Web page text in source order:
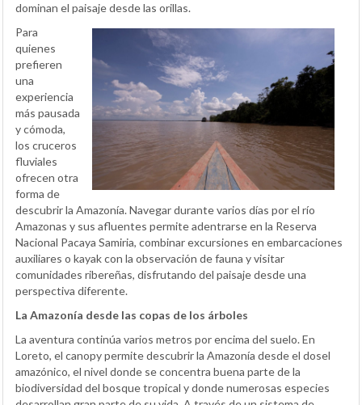
dominan el paisaje desde las orillas.
Para
quienes
prefieren
una
experiencia
más pausada
y cómoda,
los cruceros
fluviales
ofrecen otra
forma de
descubrir la Amazonía. Navegar durante varios días por el río
Amazonas y sus afluentes permite adentrarse en la Reserva
Nacional Pacaya Samiria, combinar excursiones en embarcaciones
auxiliares o kayak con la observación de fauna y visitar
comunidades ribereñas, disfrutando del paisaje desde una
perspectiva diferente.
La Amazonía desde las copas de los árboles
La aventura continúa varios metros por encima del suelo. En
Loreto, el canopy permite descubrir la Amazonía desde el dosel
amazónico, el nivel donde se concentra buena parte de la
biodiversidad del bosque tropical y donde numerosas especies